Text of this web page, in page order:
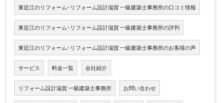
東近江のリフォーム･リフォーム設計滋賀 一級建築士事務所の口コミ情報
東近江のリフォーム･リフォーム設計滋賀 一級建築士事務所の評判
東近江のリフォーム･リフォーム設計滋賀 一級建築士事務所のお客様の声
サービス 料金一覧 会社紹介
リフォーム設計滋賀 一級建築士事務所 お問い合わせ